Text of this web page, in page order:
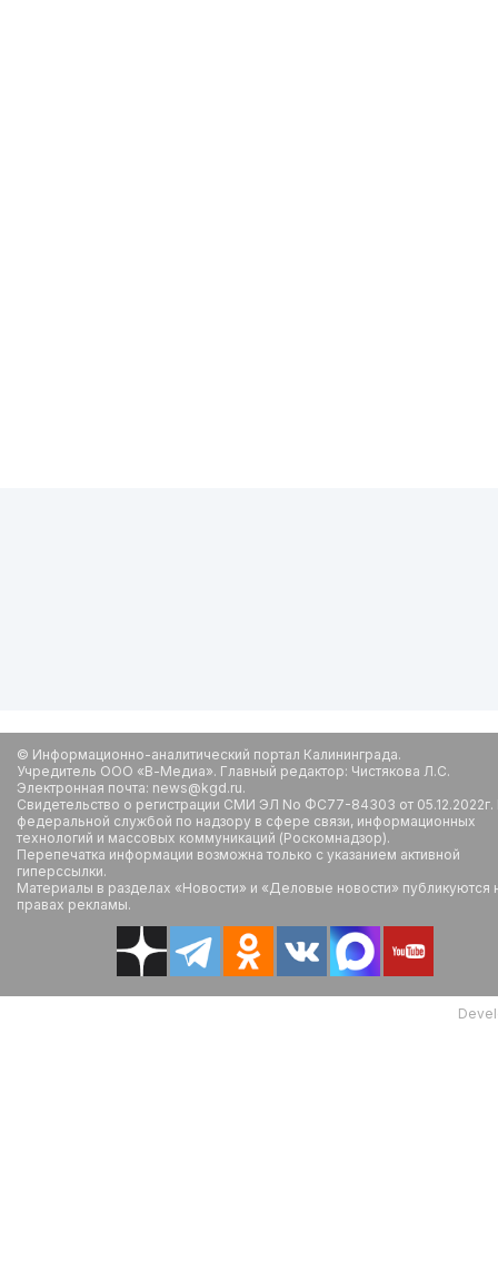
© Информационно-аналитический портал Калининграда.
Учредитель ООО «В-Медиа». Главный редактор: Чистякова Л.С.
Электронная почта: news@kgd.ru.
Свидетельство о регистрации СМИ ЭЛ No ФС77-84303 от
федеральной службой по надзору в сфере связи, информационных
технологий и массовых коммуникаций (Роскомнадзор).
Перепечатка информации возможна только с указанием активной
гиперссылки.
Материалы в разделах «Новости» и «Деловые новости» публикуются
правах рекламы.